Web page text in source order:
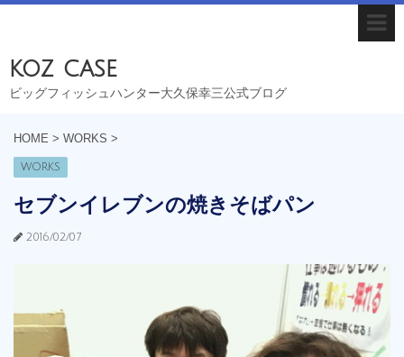
koz case
ビッグフィッシュハンター大久保幸三公式ブログ
HOME > WORKS >
WORKS
セブンイレブンの焼きそばパン
2016/02/07